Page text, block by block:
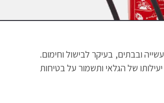
ובבתים, בעיקר לבישול וחימום.
של הגלאי ותשמור על בטיחות